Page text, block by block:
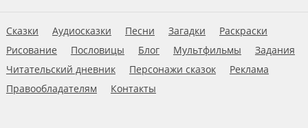
Сказки Аудиосказки Песни Загадки
Раскраски
Рисование
Пословицы Блог Мультфильмы
Задания
Читательский дневник
Персонажи сказок
Реклама
Правообладателям
Контакты